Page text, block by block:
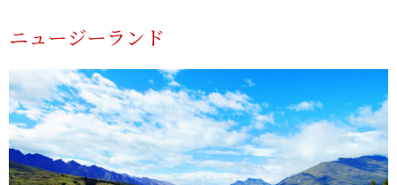
ニュージーランド